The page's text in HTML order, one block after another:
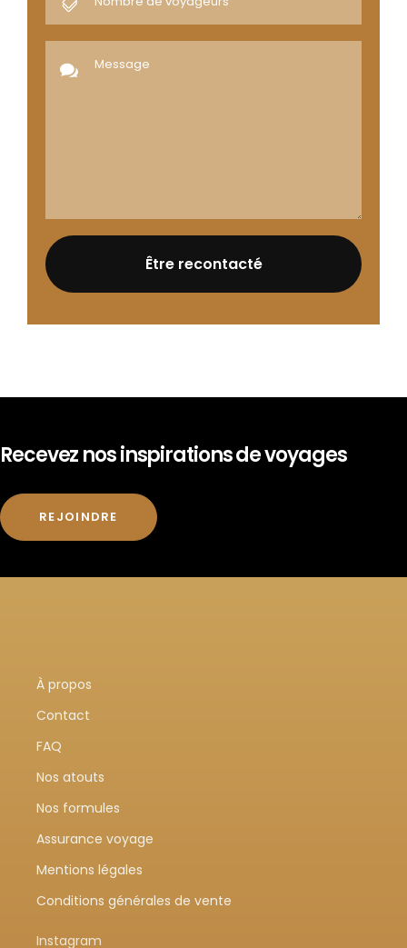
Recevez nos inspirations de voyages
REJOINDRE
À propos
Contact
FAQ
Nos atouts
Nos formules
Assurance voyage
Mentions légales
Conditions générales de vente
Instagram